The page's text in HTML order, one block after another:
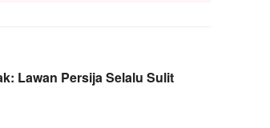
Lawan Persija Selalu Sulit